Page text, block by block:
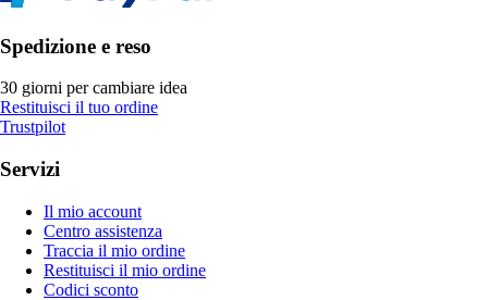
Spedizione e reso
30 giorni per cambiare idea
Restituisci il tuo ordine
Trustpilot
Servizi
Il mio account
Centro assistenza
Traccia il mio ordine
Restituisci il mio ordine
Codici sconto